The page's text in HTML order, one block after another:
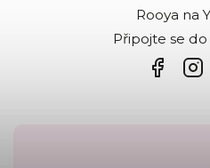
Rooya na
Připojte se